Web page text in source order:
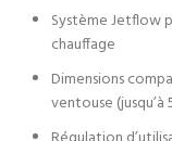
Système Jetflow
chauffage
Dimensions
ventouse